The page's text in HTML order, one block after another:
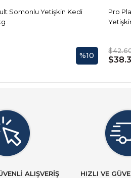
Somonlu Yetişkin Kedi
%10
Pro
ALIŞVERİŞ HIZLI VE